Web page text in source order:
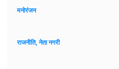
मनोरंजन
राजनीति, नेता नगरी